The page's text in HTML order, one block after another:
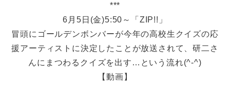
***
6月5日(金)5:50～「ZIP!!」
冒頭にゴールデンボンバーが今年の高校生クイズの応
援アーティストに決定したことが放送されて、研二さ
んにまつわるクイズを出す…という流れ(^-^)
【動画】